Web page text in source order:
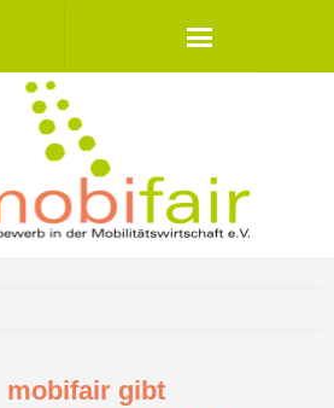
mobifair gibt